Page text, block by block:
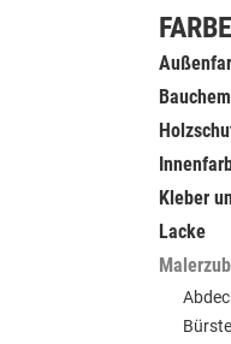
Kleber
Lacke